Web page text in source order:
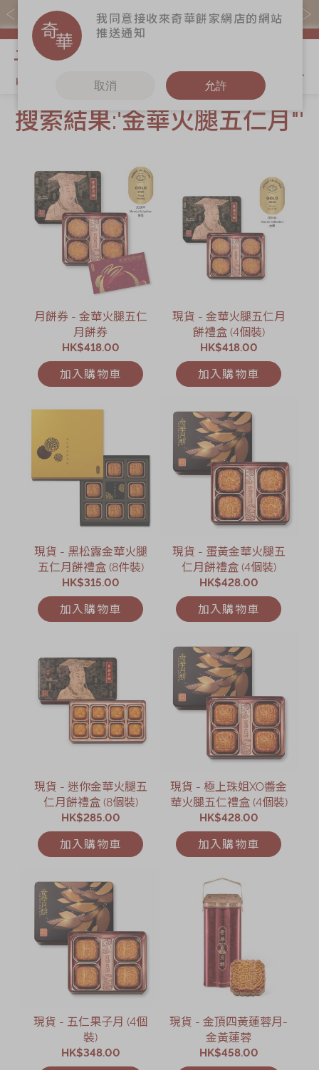
易賞錢會員憑推廣碼購買現貨產品可賺易賞錢($5=1分)
關於奇華
最新推廣
分店網絡
商務銷售
嫁喜須知
奇華網誌
奇華餅食
賀年食品
嫁女餅 | 嫁喜禮
餅
手信禮品
家鄉餅食｜香港
節日時令食品
茗茶系列
奇華迪士尼禮盒
FRIENDS禮盒
產品價目表
更多
奇華茶室
聯絡奇華
加入奇華
搜索結果:'金華火腿五仁月"'
月餅券 - 金華火腿五仁
月餅券
HK$418.00
加入購物車
現貨 - 金華火腿五仁月
餅禮盒 (4個裝)
HK$418.00
加入購物車
現貨 - 黑松露金華火腿
五仁月餅禮盒 (8件裝)
HK$315.00
加入購物車
現貨 - 蛋黃金華火腿五
仁月餅禮盒 (4個裝)
HK$428.00
加入購物車
現貨 - 迷你金華火腿五
仁月餅禮盒 (8個裝)
HK$285.00
加入購物車
現貨 - 極上珠姐XO醬金
華火腿五仁禮盒 (4個裝)
HK$428.00
加入購物車
現貨 - 五仁果子月 (4個
裝)
HK$348.00
現貨 - 金頂四黃蓮蓉月-
金黃蓮蓉
HK$458.00
我同意接收來奇華餅家網店的網站
推送通知
取消 允許